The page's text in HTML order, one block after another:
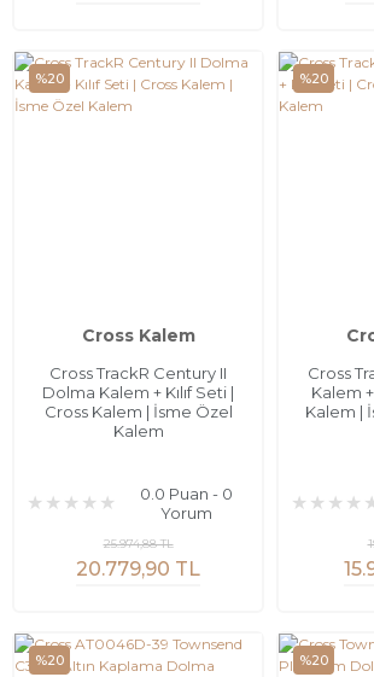
%20
Cross Kalem
Cross TrackR Century II
Dolma Kalem + Kılıf Seti |
Cross Kalem | İsme Özel
Kalem
0.0 Puan - 0
Yorum
20.779,90 TL
25.974,88 TL
%20
Cross
Kalem +
Kalem |
%20 %20